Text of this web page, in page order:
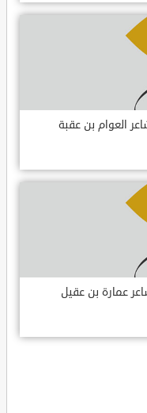
العوام بن عقبة
عمارة بن عقيل